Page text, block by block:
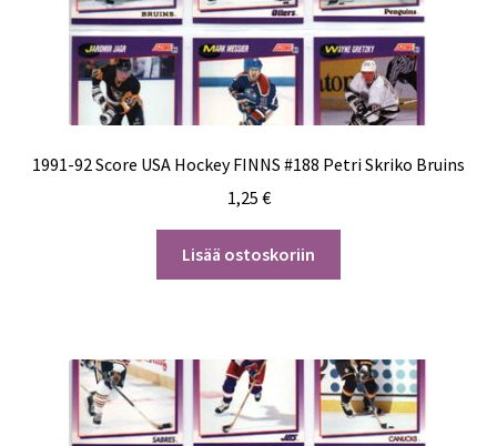
1991-92 Score USA Hockey FINNS #188 Petri Skriko Bruins
1,25 €
Lisää ostoskoriin